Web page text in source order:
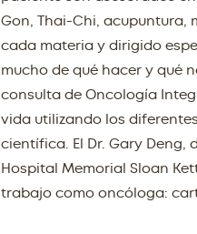
Gon, Thai-Chi, acupuntura,
cada materia y dirigido
mucho de qué hacer y qué
consulta de Oncología
vida utilizando los
científica. El Dr. Gary
Hospital Memorial Sloan
trabajo como oncóloga: